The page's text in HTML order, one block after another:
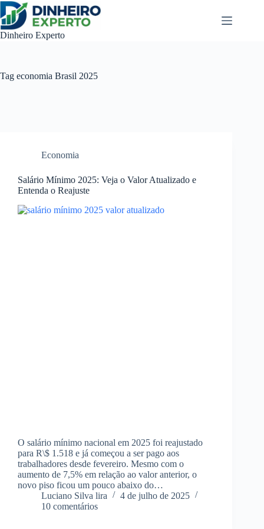
Pular
para
o
conteúdo
Dinheiro Experto
Tag economia Brasil 2025
Economia
Salário Mínimo 2025: Veja o Valor Atualizado e
Entenda o Reajuste
O salário mínimo nacional em 2025 foi reajustado
para R\$ 1.518 e já começou a ser pago aos
trabalhadores desde fevereiro. Mesmo com o
aumento de 7,5% em relação ao valor anterior, o
novo piso ficou um pouco abaixo do…
Luciano Silva lira
4 de julho de 2025
10 comentários